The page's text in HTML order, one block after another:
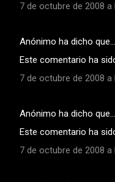
7 de octubre de 2008 a
Anónimo ha dicho que…
Este comentario ha
7 de octubre de 2008 a
Anónimo ha dicho que…
Este comentario ha
7 de octubre de 2008 a